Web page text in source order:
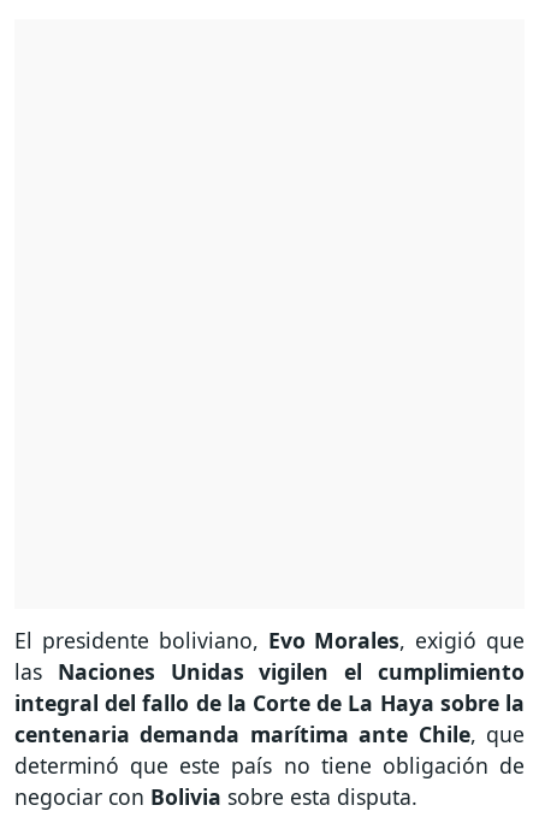
El presidente boliviano, Evo Morales, exigió que
las Naciones Unidas vigilen el cumplimiento
integral del fallo de la Corte de La Haya sobre la
centenaria demanda marítima ante Chile, que
determinó que este país no tiene obligación de
negociar con Bolivia sobre esta disputa.